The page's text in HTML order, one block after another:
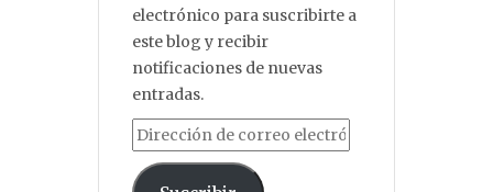
electrónico para suscribirte a
este blog y recibir
notificaciones de nuevas
entradas.
Dirección de correo electrónico